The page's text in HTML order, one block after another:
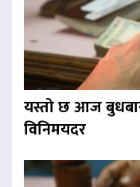
यस्तो छ आज
विनिमयदर